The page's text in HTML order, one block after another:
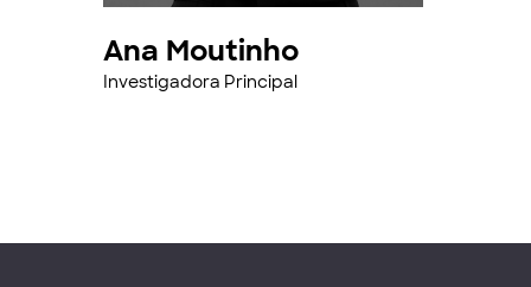
Ana Moutinho
Investigadora Principal